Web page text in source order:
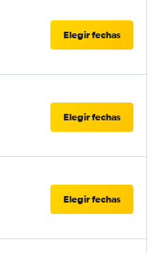
Elegir fechas
Elegir fechas
Elegir fechas